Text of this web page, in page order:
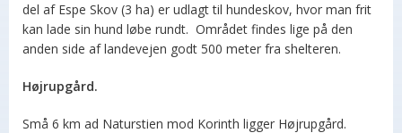
del af Espe Skov (3 ha) er udlagt til hundeskov, hvor man frit
kan lade sin hund løbe rundt. Området findes lige på den
anden side af landevejen godt 500 meter fra shelteren.
Højrupgård.
Små 6 km ad Naturstien mod Korinth ligger Højrupgård.